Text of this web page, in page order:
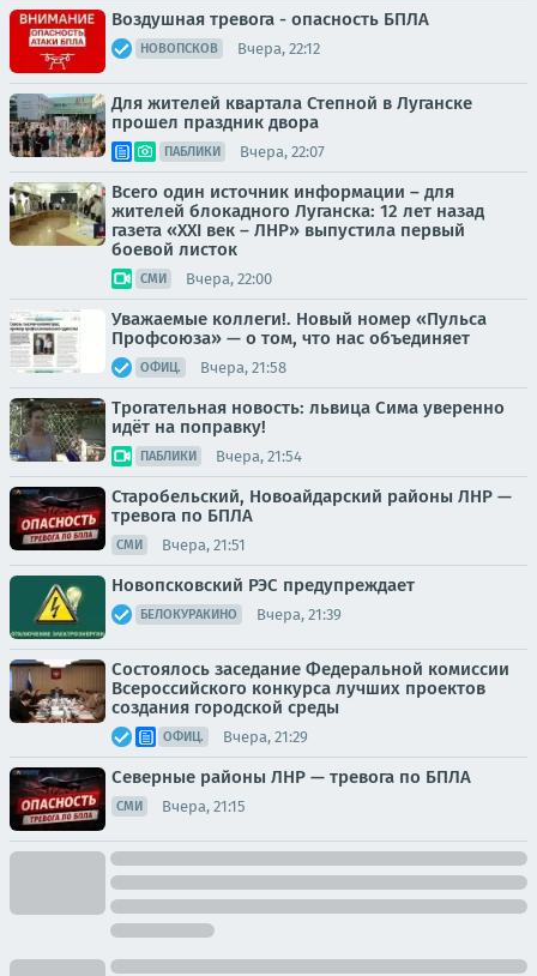
Воздушная тревога - опасность БПЛА
НОВОПСКОВ Вчера, 22:12
Для жителей квартала Степной в Луганске
прошел праздник двора
ПАБЛИКИ Вчера, 22:07
Всего один источник информации – для
жителей блокадного Луганска: 12 лет назад
газета «XXI век – ЛНР» выпустила первый
боевой листок
СМИ Вчера, 22:00
Уважаемые коллеги!. Новый номер «Пульса
Профсоюза» — о том, что нас объединяет
ОФИЦ. Вчера, 21:58
Трогательная новость: львица Сима уверенно
идёт на поправку!
ПАБЛИКИ Вчера, 21:54
Старобельский, Новоайдарский районы ЛНР —
тревога по БПЛА
СМИ Вчера, 21:51
Новопсковский РЭС предупреждает
БЕЛОКУРАКИНО Вчера, 21:39
Состоялось заседание Федеральной комиссии
Всероссийского конкурса лучших проектов
создания городской среды
ОФИЦ. Вчера, 21:29
Северные районы ЛНР — тревога по БПЛА
СМИ Вчера, 21:15